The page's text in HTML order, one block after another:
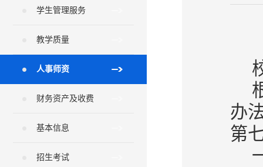
学生管理服务
教学质量
人事师资
财务资产及收费
基本信息
招生考试
办
第